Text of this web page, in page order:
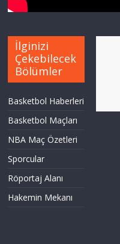
İlginizi
Çekebilecek
Bölümler
Basketbol Haberleri
Basketbol Maçları
NBA Maç Özetleri
Sporcular
Röportaj Alanı
Hakemin Mekanı